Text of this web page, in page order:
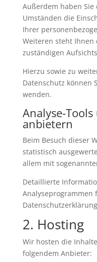
Außerdem haben
Umständen die
Ihrer
Weiteren steht Ihnen
zuständigen
Hierzu sowie zu
Datenschutz können
wenden.
Analyse-
anbietern
Beim Besuch dieser
statistisch
allem mit
Detaillierte
Analyseprogrammen
2. Hosting
Wir hosten die
folgendem Anbieter: